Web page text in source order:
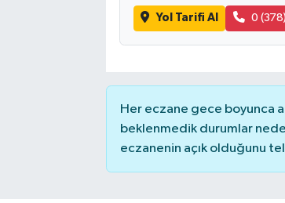
Yol Tarifi Al 0
Her eczane gece boyunca
beklenmedik durumlar
eczanenin açık olduğunu